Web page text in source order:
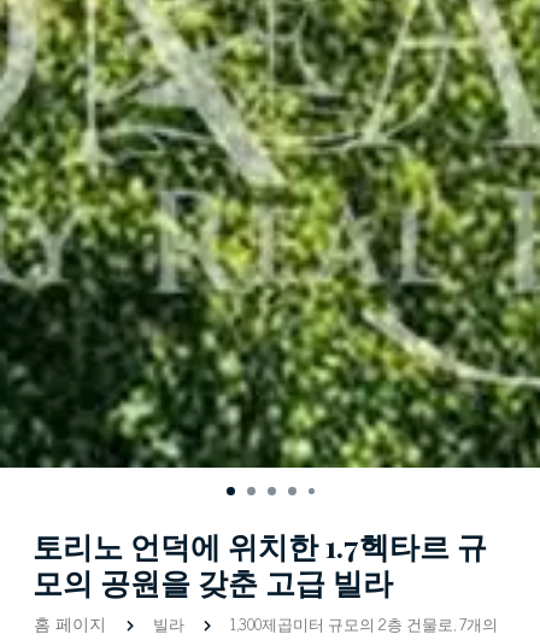
토리노 언덕에 위치한 1.7헥타르 규
모의 공원을 갖춘 고급 빌라
홈 페이지 빌라
1,300제곱미터 규모의 2층 건물로, 7개의